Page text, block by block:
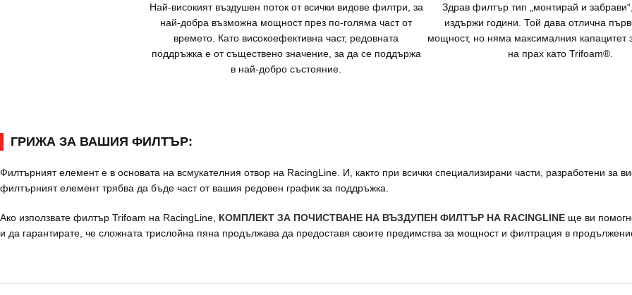
Най-високият въздушен поток от всички видове филтри, за
най-добра възможна мощност през по-голяма част от
времето. Като високоефективна част, редовната
поддръжка е от съществено значение, за да се поддържа
в най-добро състояние.
Здрав филтър тип „монтирай и
издържи години. Той дава отлична
мощност, но няма максималния капацитет
на прах като Trifoam®.
ГРИЖА ЗА ВАШИЯ ФИЛТЪР:
Филтърният елемент е в основата на всмукателния отвор на RacingLine. И, както при всички специализирани части, разработени за
филтърният елемент трябва да бъде част от вашия редовен график за поддръжка.
Ако използвате филтър Trifoam на RacingLine, КОМПЛЕКТ ЗА ПОЧИСТВАНЕ НА ВЪЗДУПЕН ФИЛТЪР НА RACINGLINE ще ви
и да гарантирате, че сложната трислойна пяна продължава да предоставя своите предимства за мощност и филтрация в